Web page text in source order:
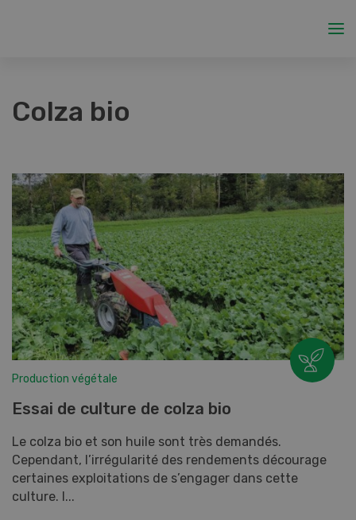
Colza bio
Production végétale
Essai de culture de colza bio
Le colza bio et son huile sont très demandés.
Cependant, l’irrégularité des rendements décourage
certaines exploitations de s’engager dans cette
culture. I...